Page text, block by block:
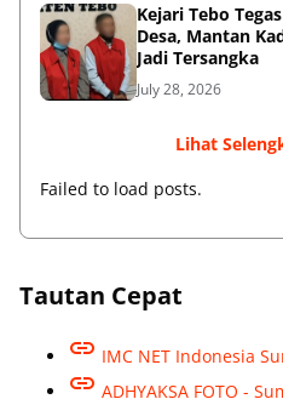
Kejari Tebo
Desa, Mantan
Jadi Tersangka
July 28, 2026
Lihat
Failed to load posts.
Tautan Cepat
IMC NET Indonesia
ADHYAKSA FOTO -